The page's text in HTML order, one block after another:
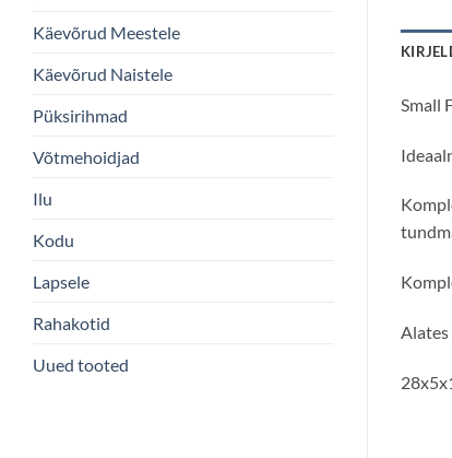
Käevõrud Meestele
Käevõrud Naistele
Püksirihmad
Võtmehoidjad
Ilu
Kodu
Lapsele
Rahakotid
Uued tooted
Small
Alates